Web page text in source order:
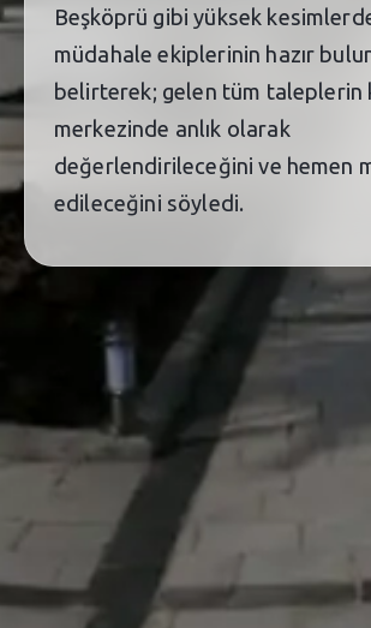
Beşköprü gibi yüksek
müdahale ekiplerinin hazır
belirterek; gelen tüm taleplerin
merkezinde anlık olarak
değerlendirileceğini ve hemen
edileceğini söyledi.